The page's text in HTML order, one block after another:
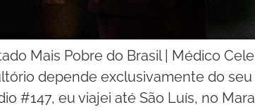
Mais Pobre do Brasil | Médico
depende exclusivamente do seu
#147, eu viajei até São Luís, no